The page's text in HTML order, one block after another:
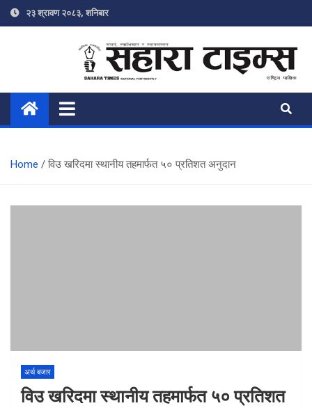
Skip
to
२३ श्रावण २०८३, शनिबार
Sahara Times
Online News Portal
Home विउ खरिदमा स्थानीय तहमार्फत ५० प्रतिशत अनुदान
अर्थ बजार
विउ खरिदमा स्थानीय तहमार्फत ५० प्रतिशत